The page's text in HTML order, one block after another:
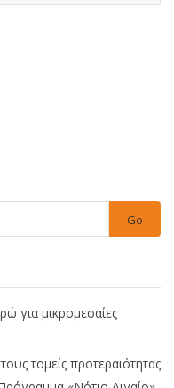
Go
για μικρομεσαίες
τομείς προτεραιότητας